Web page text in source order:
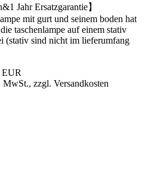
Jahr Ersatzgarantie】
mit gurt und seinem boden hat
taschenlampe auf einem stativ
(stativ sind nicht im lieferumfang
EUR
MwSt., zzgl. Versandkosten